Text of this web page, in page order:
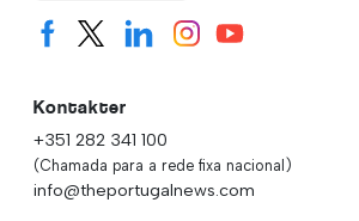
Kontakter
+351 282 341 100
(Chamada para a rede fixa nacional)
info@theportugalnews.com